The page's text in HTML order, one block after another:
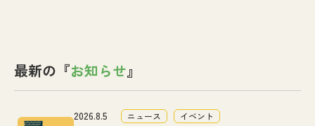
最新の『お知らせ』
2026.8.5 ニュース イベント